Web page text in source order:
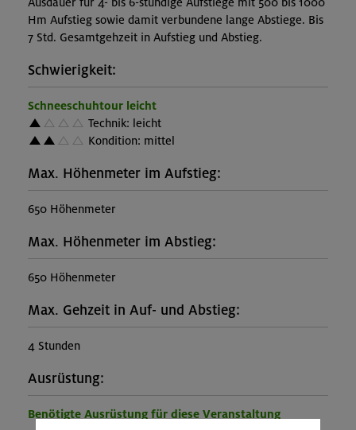
Hm Aufstieg sowie damit verbundene lange Abstiege. Bis
7 Std. Gesamtgehzeit in Aufstieg und Abstieg.
Schwierigkeit:
Schneeschuhtour leicht
Technik: leicht
Kondition: mittel
Max. Höhenmeter im Aufstieg:
650 Höhenmeter
Max. Höhenmeter im Abstieg:
650 Höhenmeter
Max. Gehzeit in Auf- und Abstieg:
4 Stunden
Ausrüstung:
Benötigte Ausrüstung für diese Veranstaltung